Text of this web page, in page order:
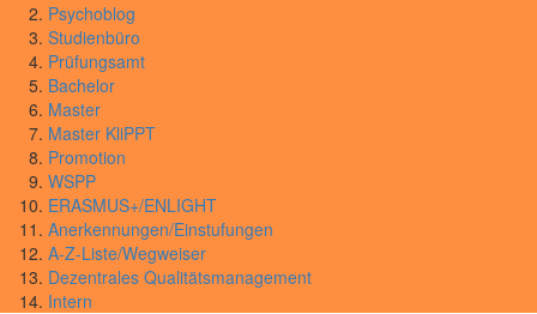
Psychoblog
Studienbüro
Prüfungsamt
Bachelor
Master
Master KliPPT
Promotion
WSPP
ERASMUS+/ENLIGHT
Anerkennungen/Einstufungen
A-Z-Liste/Wegweiser
Dezentrales Qualitätsmanagement
Intern